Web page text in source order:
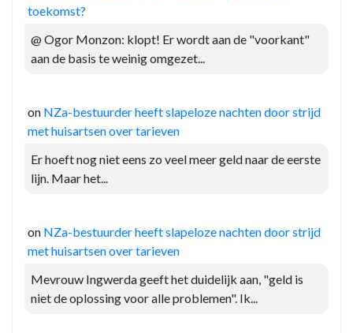
toekomst?
@ Ogor Monzon: klopt! Er wordt aan de "voorkant"
aan de basis te weinig omgezet...
on NZa-bestuurder heeft slapeloze nachten door strijd
met huisartsen over tarieven
Er hoeft nog niet eens zo veel meer geld naar de eerste
lijn. Maar het...
on NZa-bestuurder heeft slapeloze nachten door strijd
met huisartsen over tarieven
Mevrouw Ingwerda geeft het duidelijk aan, "geld is
niet de oplossing voor alle problemen". Ik...